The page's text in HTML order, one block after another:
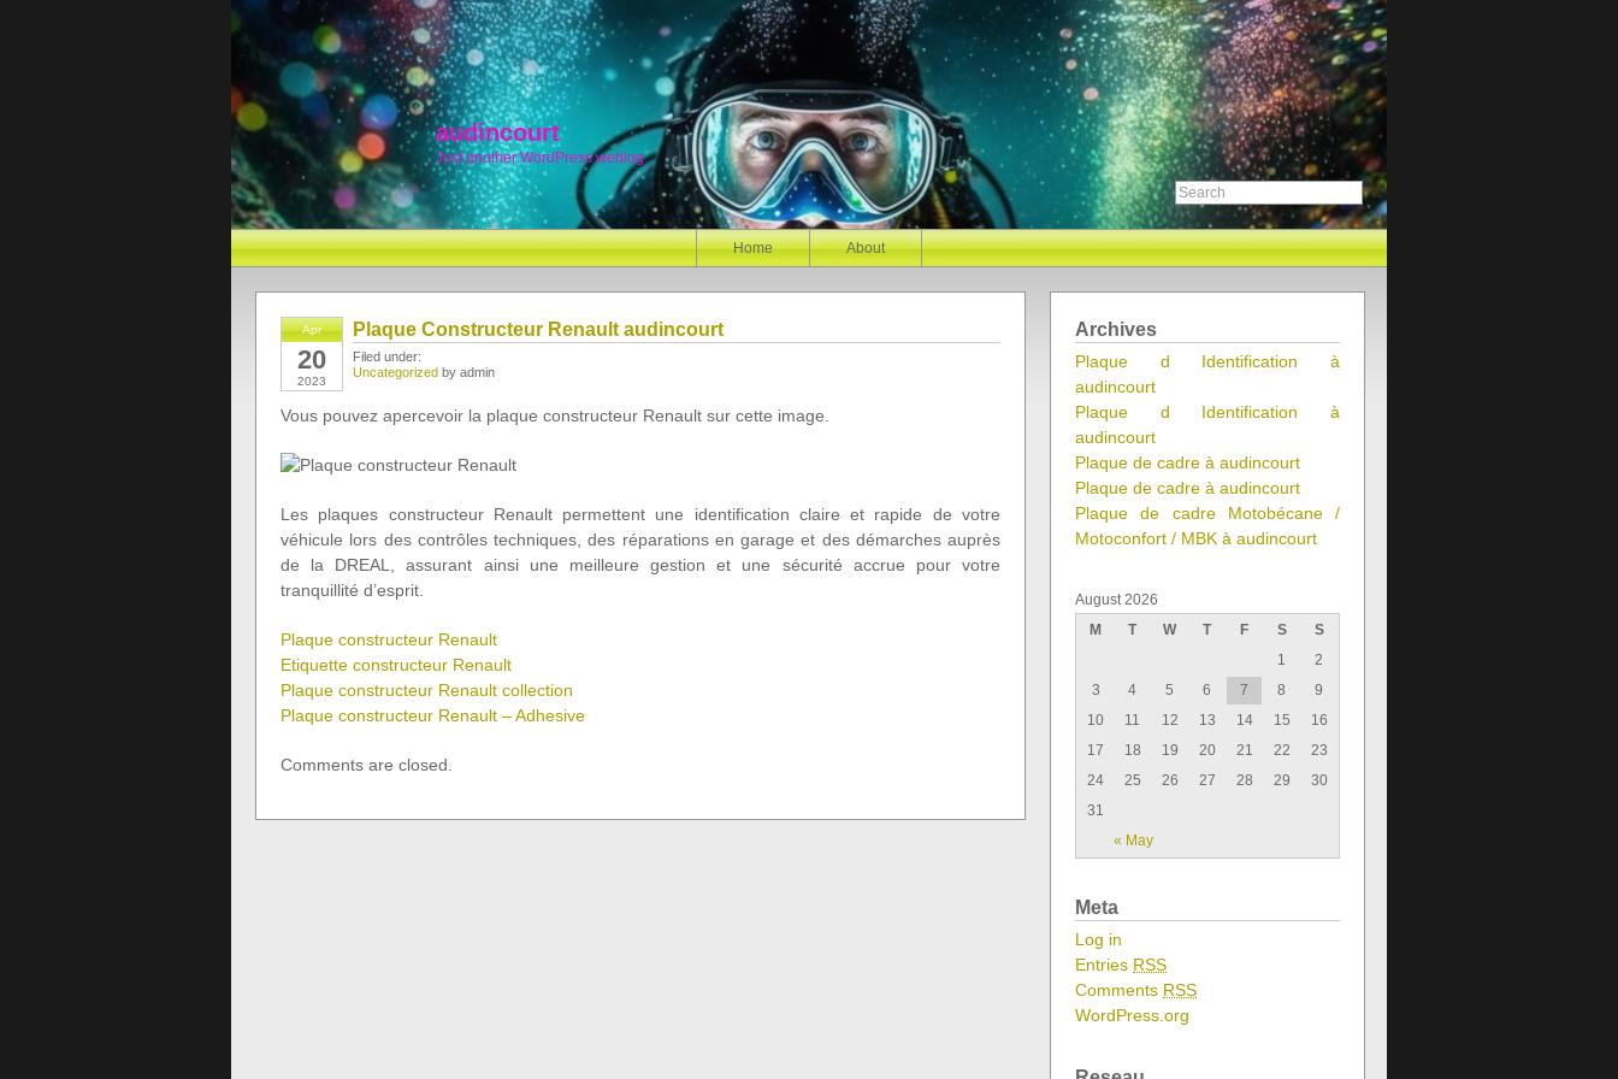
audincourt
Just another WordPress weblog
Home About
Apr
20
2023
Plaque Constructeur Renault audincourt
Filed under:
Uncategorized by admin
Vous pouvez apercevoir la plaque constructeur Renault sur cette image.
Les plaques constructeur Renault permettent une identification claire et rapide de votre
véhicule lors des contrôles techniques, des réparations en garage et des démarches auprès
de la DREAL, assurant ainsi une meilleure gestion et une sécurité accrue pour votre
tranquillité d’esprit.
Plaque constructeur Renault
Etiquette constructeur Renault
Plaque constructeur Renault collection
Plaque constructeur Renault – Adhesive
Comments are closed.
Archives
Plaque d Identification à
audincourt
Plaque d Identification à
audincourt
Plaque de cadre à audincourt
Plaque de cadre à audincourt
Plaque de cadre Motobécane /
Motoconfort / MBK à audincourt
August 2026
M
T W T F S S
« May
1
2
3
4 5 6 7 8
9
10
11 12 13 14 15
16
17
18 19 20 21 22
23
24
25 26 27 28 29
30
31
Meta
Log in
Entries RSS
Comments RSS
WordPress.org